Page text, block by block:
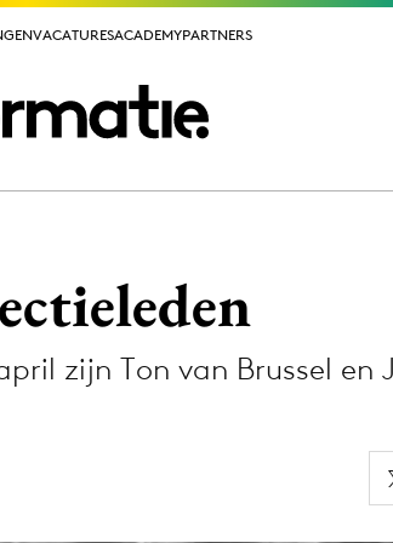
VACATURESACADEMYPARTNERS
VACATURESACADEMYPARTNERS
zijn Ton van Brussel en